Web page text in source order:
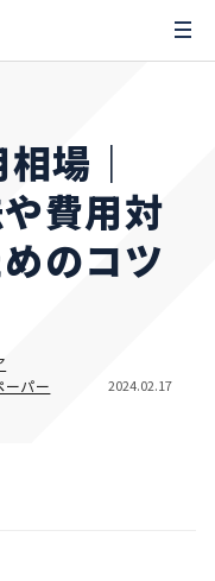
場｜
費用対
のコツ
ーパー
2024.02.17